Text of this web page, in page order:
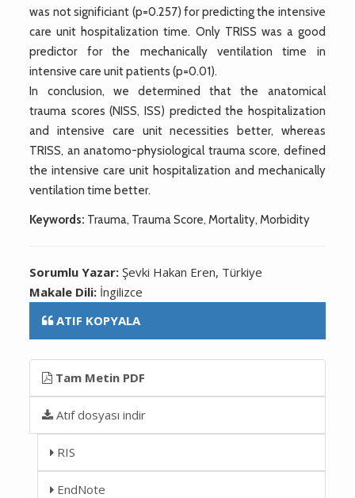
was not significiant (p=0.257) for predicting the intensive
care unit hospitalization time. Only TRISS was a good
predictor for the mechanically ventilation time in
intensive care unit patients (p=0.01).
In conclusion, we determined that the anatomical
trauma scores (NISS, ISS) predicted the hospitalization
and intensive care unit necessities better, whereas
TRISS, an anatomo-physiological trauma score, defined
the intensive care unit hospitalization and mechanically
ventilation time better.
Keywords: Trauma, Trauma Score, Mortality, Morbidity
Sorumlu Yazar:Şevki Hakan Eren, Türkiye
Makale Dili: İngilizce
ATIF KOPYALA
Tam Metin PDF
Atıf dosyası indir
RIS
EndNote